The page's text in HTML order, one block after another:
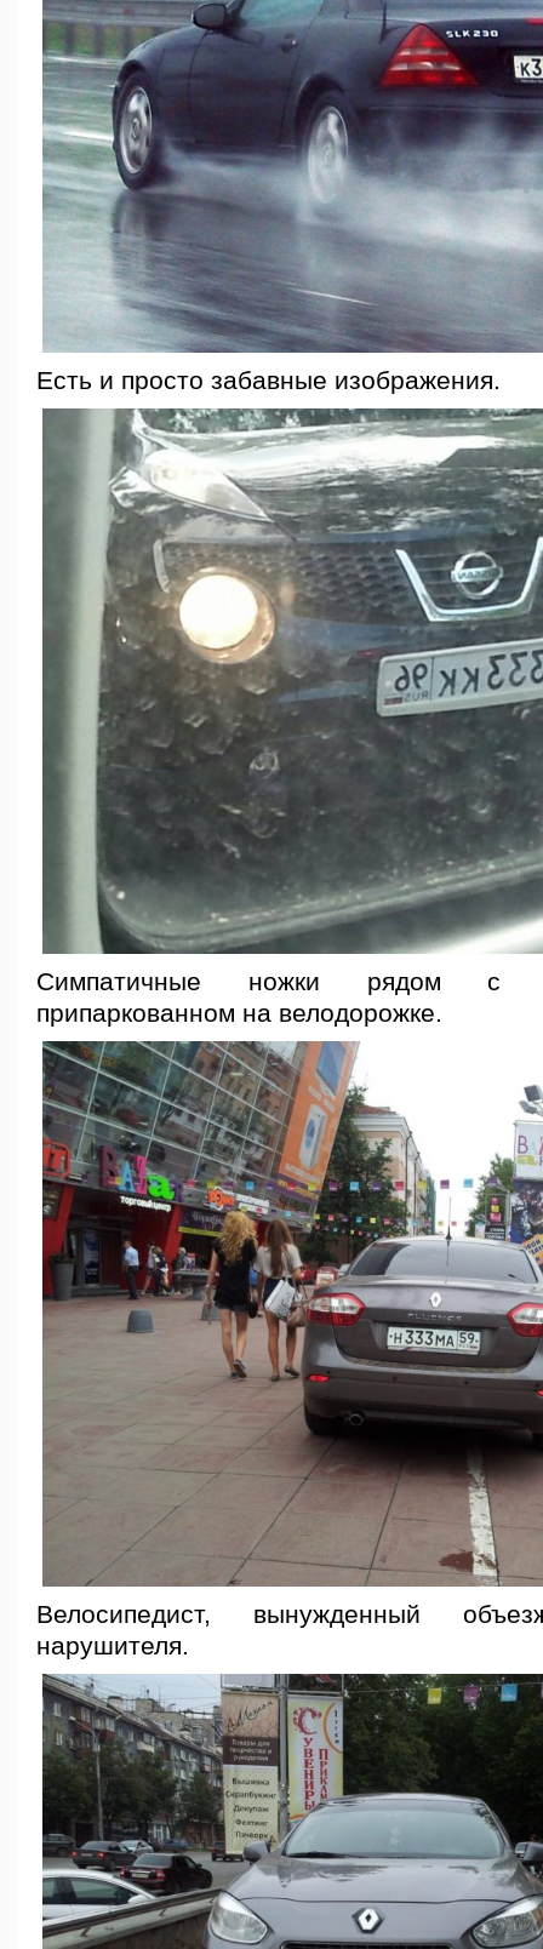
Есть и просто забавные изображения.
Симпатичные ножки рядом с
припаркованном на велодорожке.
Велосипедист, вынужденный
нарушителя.